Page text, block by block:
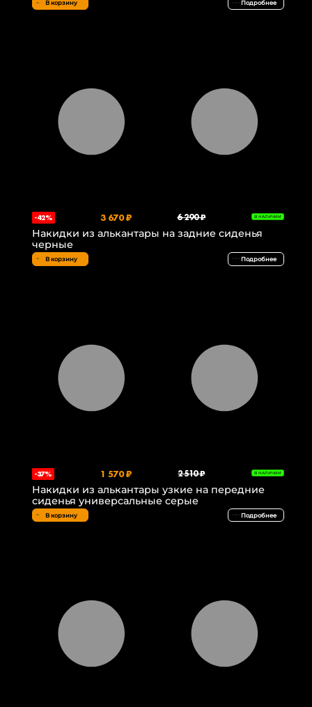
В корзину Подробнее
-42% 3 670 ₽ 6 290 ₽ В НАЛИЧИИ
Накидки из алькантары на задние сиденья
черные
В корзину Подробнее
-37% 1 570 ₽ 2 510 ₽ В НАЛИЧИИ
Накидки из алькантары узкие на передние
сиденья универсальные серые
В корзину Подробнее